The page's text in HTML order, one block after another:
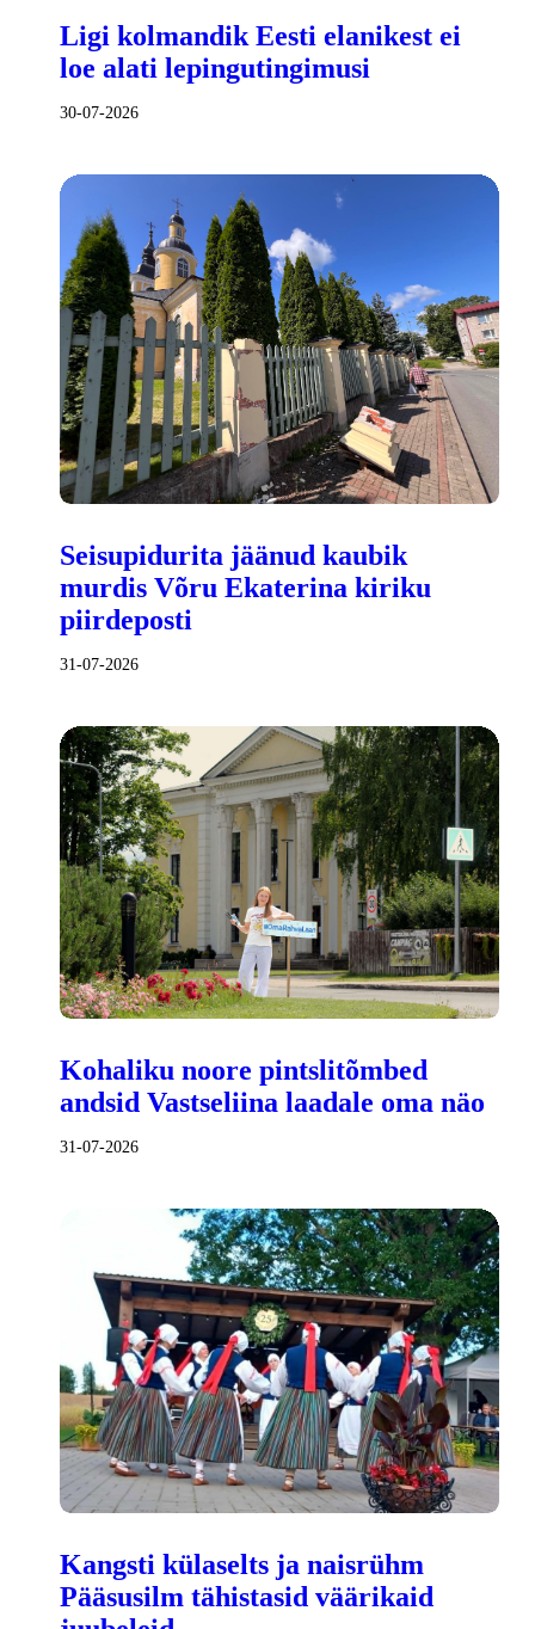
Ligi kolmandik Eesti elanikest ei
loe alati lepingutingimusi
30-07-2026
Seisupidurita jäänud kaubik
murdis Võru Ekaterina kiriku
piirdeposti
31-07-2026
Kohaliku noore pintslitõmbed
andsid Vastseliina laadale oma näo
31-07-2026
Kangsti külaselts ja naisrühm
Pääsusilm tähistasid väärikaid